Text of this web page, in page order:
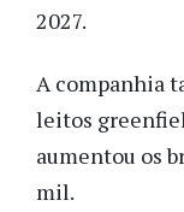
2027.
A companhia
leitos
aumentou os
mil.